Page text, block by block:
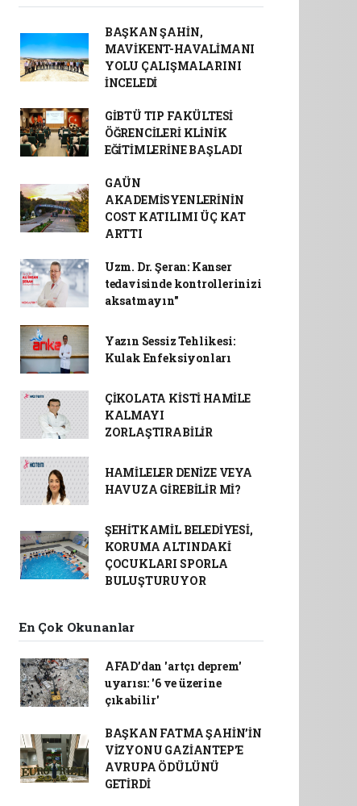
BAŞKAN ŞAHİN,
MAVİKENT-HAVALİMANI
YOLU ÇALIŞMALARINI
İNCELEDİ
GİBTÜ TIP FAKÜLTESİ
ÖĞRENCİLERİ KLİNİK
EĞİTİMLERİNE BAŞLADI
GAÜN
AKADEMİSYENLERİNİN
COST KATILIMI ÜÇ KAT
ARTTI
Uzm. Dr. Şeran: Kanser
tedavisinde kontrollerinizi
aksatmayın"
Yazın Sessiz Tehlikesi:
Kulak Enfeksiyonları
ÇİKOLATA KİSTİ HAMİLE
KALMAYI
ZORLAŞTIRABİLİR
HAMİLELER DENİZE VEYA
HAVUZA GİREBİLİR Mİ?
ŞEHİTKAMİL BELEDİYESİ,
KORUMA ALTINDAKİ
ÇOCUKLARI SPORLA
BULUŞTURUYOR
En Çok Okunanlar
AFAD’dan 'artçı deprem'
uyarısı: '6 ve üzerine
çıkabilir'
BAŞKAN FATMA ŞAHİN’İN
VİZYONU GAZİANTEP’E
AVRUPA ÖDÜLÜNÜ
GETİRDİ